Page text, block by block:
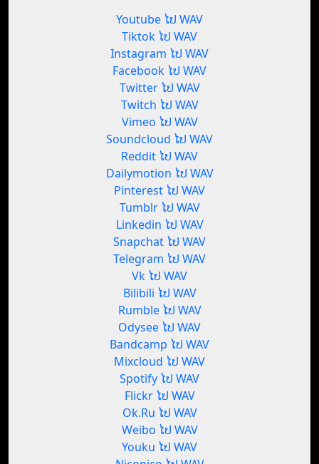
Youtube ໄປ WAV
Tiktok ໄປ WAV
Instagram ໄປ WAV
Facebook ໄປ WAV
Twitter ໄປ WAV
Twitch ໄປ WAV
Vimeo ໄປ WAV
Soundcloud ໄປ WAV
Reddit ໄປ WAV
Dailymotion ໄປ WAV
Pinterest ໄປ WAV
Tumblr ໄປ WAV
Linkedin ໄປ WAV
Snapchat ໄປ WAV
Telegram ໄປ WAV
Vk ໄປ WAV
Bilibili ໄປ WAV
Rumble ໄປ WAV
Odysee ໄປ WAV
Bandcamp ໄປ WAV
Mixcloud ໄປ WAV
Spotify ໄປ WAV
Flickr ໄປ WAV
Ok.Ru ໄປ WAV
Weibo ໄປ WAV
Youku ໄປ WAV